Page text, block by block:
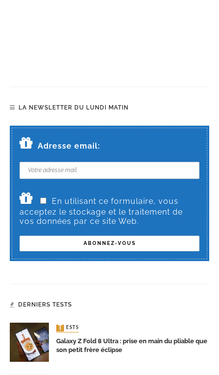
LA NEWSLETTER DU LUNDI MATIN
Adresse email:
En utilisant ce formulaire, vous
acceptez le stockage et le traitement de
vos données par ce site Web.
DERNIERS TESTS
TESTS
Galaxy Z Fold 8 Ultra : prise en main du pliable que
son petit frère éclipse